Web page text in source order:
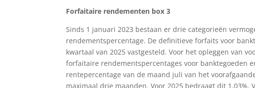
Forfaitaire rendementen box 3
Sinds 1 januari 2023 bestaan er drie categorieën
rendementspercentage. De definitieve forfaits voor
kwartaal van 2025 vastgesteld. Voor het opleggen van
forfaitaire rendementspercentages voor banktegoeden
rentepercentage van de maand juli van het
maximaal drie maanden. Voor 2025 bedraagt dit